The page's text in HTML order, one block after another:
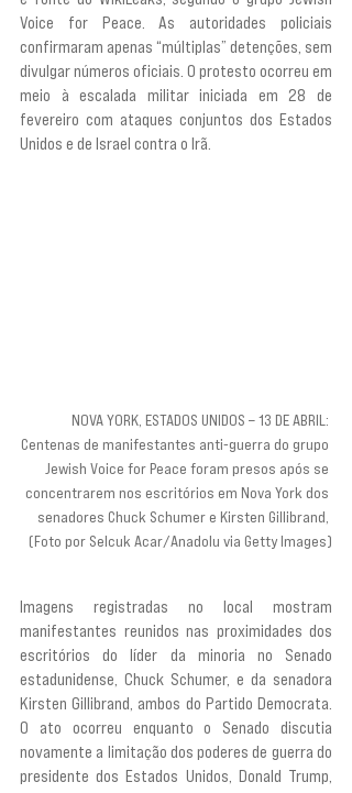
Voice for Peace. As autoridades policiais
confirmaram apenas “múltiplas” detenções, sem
divulgar números oficiais. O protesto ocorreu em
meio à escalada militar iniciada em 28 de
fevereiro com ataques conjuntos dos Estados
Unidos e de Israel contra o Irã.
NOVA YORK, ESTADOS UNIDOS – 13 DE ABRIL:
Centenas de manifestantes anti-guerra do grupo
Jewish Voice for Peace foram presos após se
concentrarem nos escritórios em Nova York dos
senadores Chuck Schumer e Kirsten Gillibrand,
(Foto por Selcuk Acar/Anadolu via Getty Images)
Imagens registradas no local mostram
manifestantes reunidos nas proximidades dos
escritórios do líder da minoria no Senado
estadunidense, Chuck Schumer, e da senadora
Kirsten Gillibrand, ambos do Partido Democrata.
O ato ocorreu enquanto o Senado discutia
novamente a limitação dos poderes de guerra do
presidente dos Estados Unidos, Donald Trump,